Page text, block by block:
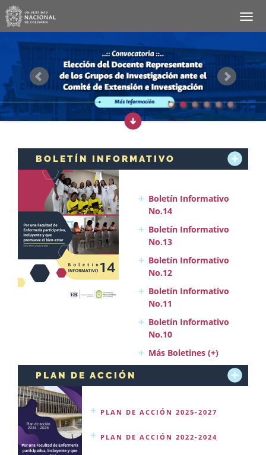
BOLETÍN INFORMATIVO
Boletín Informativo
No.14
Boletín Informativo
No.13
Boletín Informativo
No.12
Boletín Informativo
No.11
Boletín Informativo
No.10
Más Boletines (+)
PLAN DE ACCIÓN
PLAN DE ACCIÓN 2025-2027
PLAN DE ACCIÓN 2022-2024